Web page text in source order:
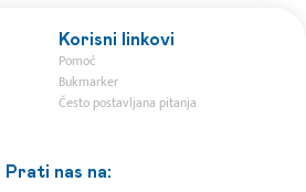
Korisni linkovi
Pomoć
Bukmarker
Često postavljana pitanja
Prati nas na: